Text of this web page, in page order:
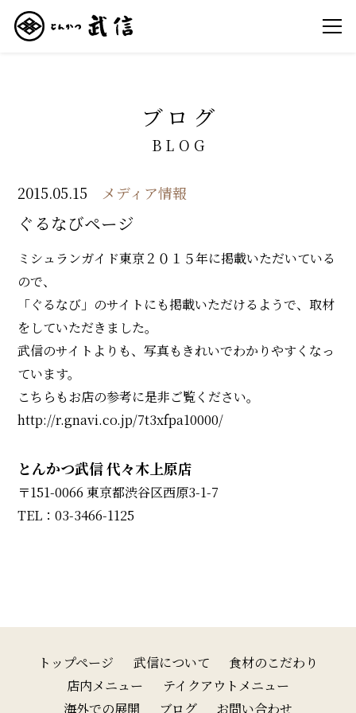
ブログ
BLOG
2015.05.15 メディア情報
ぐるなびページ
ミシュランガイド東京２０１５年に掲載いただいている
ので、
「ぐるなび」のサイトにも掲載いただけるようで、取材
をしていただきました。
武信のサイトよりも、写真もきれいでわかりやすくなっ
ています。
こちらもお店の参考に是非ご覧ください。
http://r.gnavi.co.jp/7t3xfpa10000/
とんかつ武信 代々木上原店
〒151-0066 東京都渋谷区西原3-1-7
TEL：03-3466-1125
トップページ 武信について
食材のこだわり
店内メニュー
テイクアウトメニュー
海外での展開
ブログ お問い合わせ